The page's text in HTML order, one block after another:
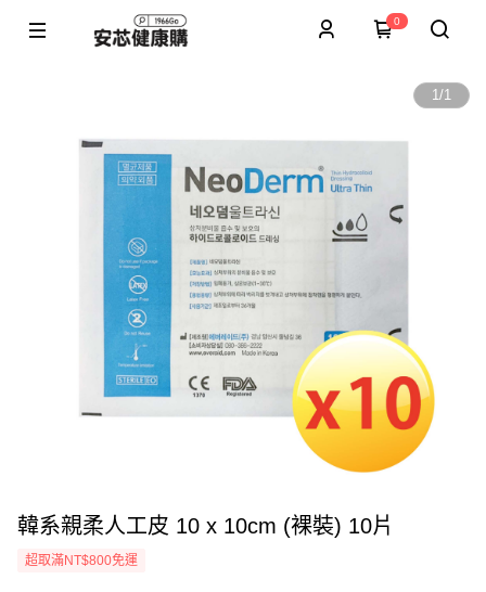
0
1/1
韓系親柔人工皮 10 x 10cm (裸裝) 10片
超取滿NT$800免運